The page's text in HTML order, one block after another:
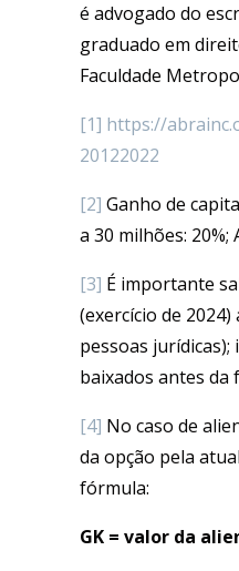
é advogado do
graduado em
Faculdade
[1] https://
20122022
[2] Ganho de
a 30 milhões: 20%;
[3] É importante
(exercício de
pessoas
baixados antes da
[4] No caso de
da opção pela
fórmula:
GK = valor da